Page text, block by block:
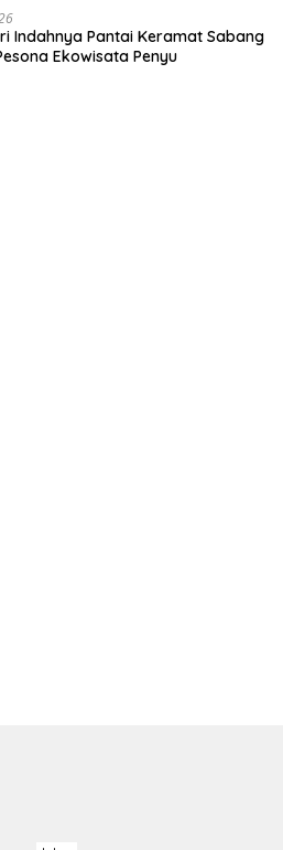
Indahnya Pantai Keramat Sabang
Ekowisata Penyu